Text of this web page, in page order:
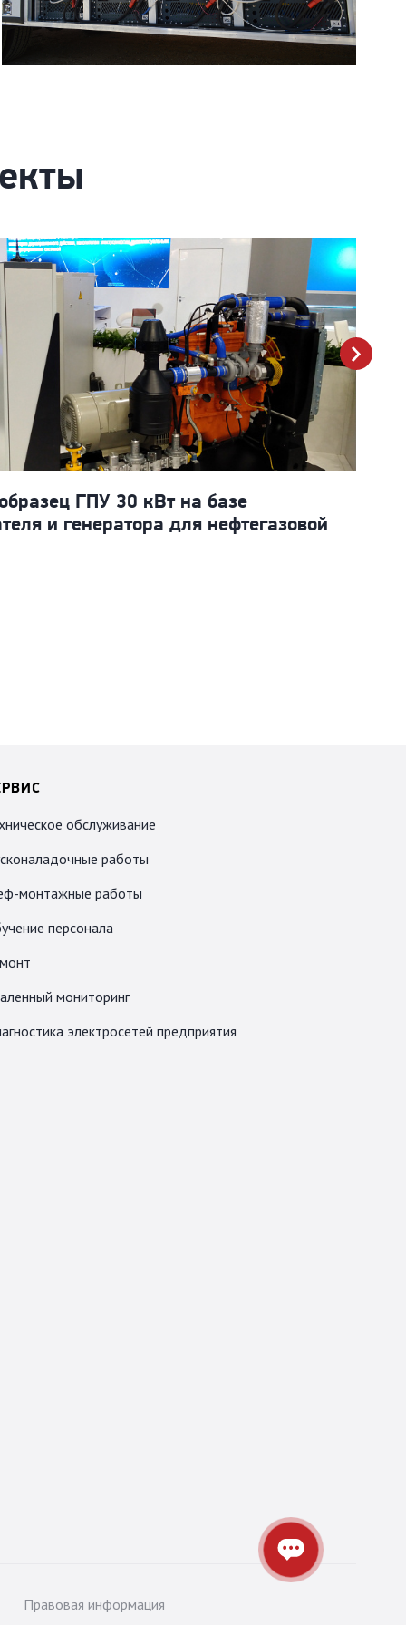
ГПУ 30 кВт на базе
и генератора для нефтегазовой
next
обслуживание
работы
монтажные работы
персонала
мониторинг
электросетей предприятия
Правовая информация